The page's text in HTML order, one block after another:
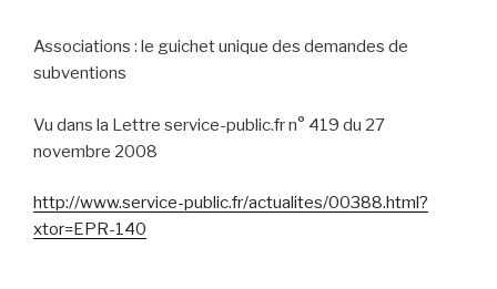
Associations : le guichet unique des demandes de
subventions
Vu dans la Lettre service-public.fr n° 419 du 27
novembre 2008
http://www.service-public.fr/actualites/00388.html?
xtor=EPR-140